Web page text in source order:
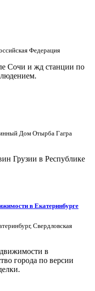
Федерация
Сочи и жд станции по
Дом Отырба Гагра
Грузии в Республике
в Екатеринбурге
Свердловская
в
города по версии